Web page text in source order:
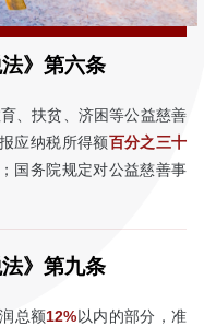
》第六条
、扶贫、济困等公益慈善
应纳税所得额百分之三十
国务院规定对公益慈善事
》第九条
总额12%以内的部分，准